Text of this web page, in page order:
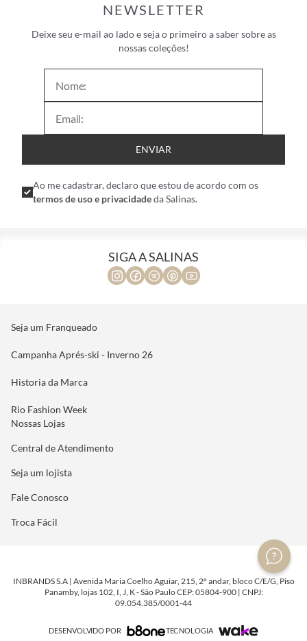
NEWSLETTER
Deixe seu e-mail ao lado e seja o primeiro a saber sobre as
nossas coleções!
ENVIAR
Ao me cadastrar, declaro que estou de acordo com os
termos de uso e privacidadeda Salinas.
SIGA A SALINAS
Seja um Franqueado
Campanha Aprés-ski - Inverno 26
Historia da Marca
Rio Fashion Week
Nossas Lojas
Central de Atendimento
Seja um lojista
Fale Conosco
Troca Fácil
INBRANDS S.A | Avenida Maria Coelho Aguiar, 215, 2º andar, bloco C/E/G, Piso
Panamby, lojas 102, I, J, K - São Paulo CEP: 05804-900 | CNPJ:
09.054.385/0001-44
DESENVOLVIDO POR TECNOLOGIA